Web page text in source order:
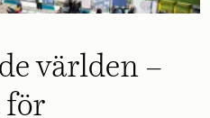
världen –
för